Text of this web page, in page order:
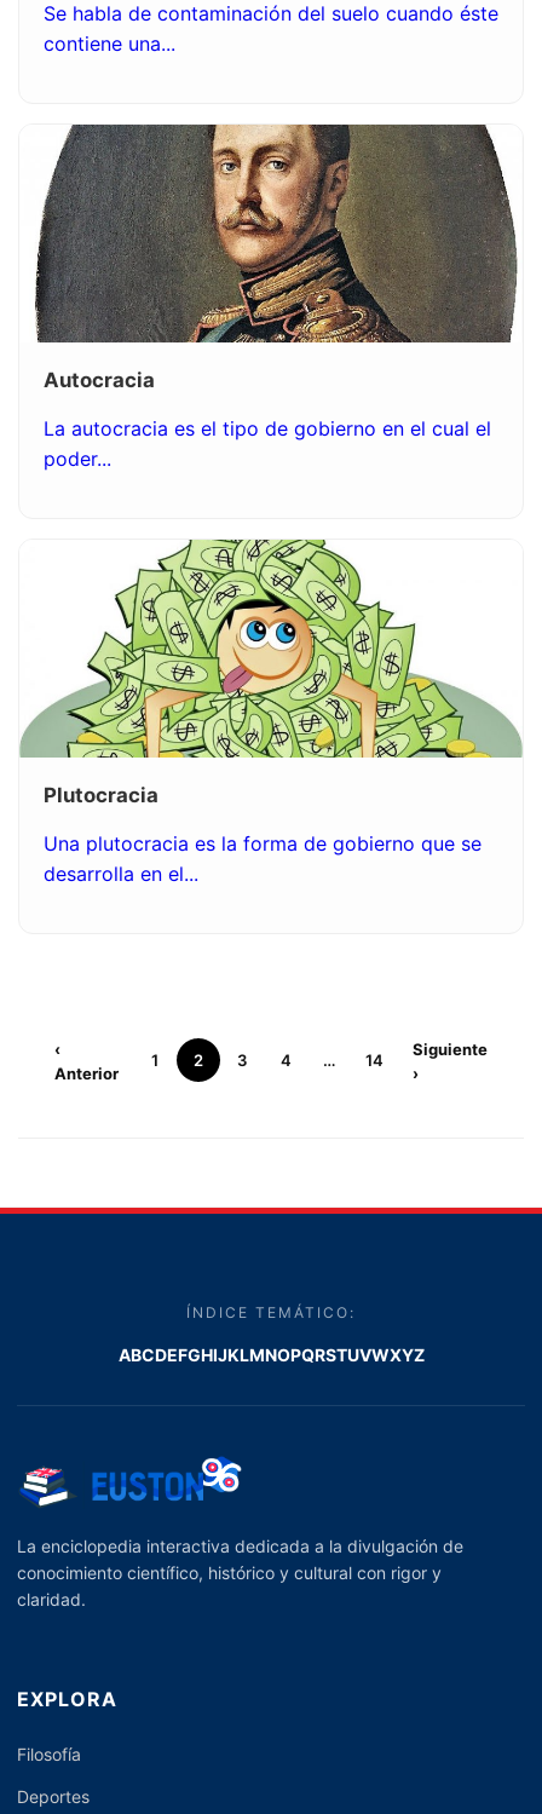
Se habla de contaminación del suelo cuando éste
contiene una...
Autocracia
La autocracia es el tipo de gobierno en el cual el
poder...
Plutocracia
Una plutocracia es la forma de gobierno que se
desarrolla en el...
‹
Anterior
1 2 3 4 … 14
Siguiente
›
ÍNDICE TEMÁTICO:
ABCDEFGHIJKLMNOPQRSTUVWXYZ
La enciclopedia interactiva dedicada a la divulgación de
conocimiento científico, histórico y cultural con rigor y
claridad.
EXPLORA
Filosofía
Deportes